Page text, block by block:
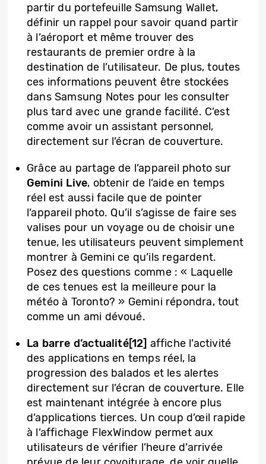
partir du portefeuille Samsung Wallet,
définir un rappel pour savoir quand partir
à l’aéroport et même trouver des
restaurants de premier ordre à la
destination de l’utilisateur. De plus, toutes
ces informations peuvent être stockées
dans Samsung Notes pour les consulter
plus tard avec une grande facilité. C’est
comme avoir un assistant personnel,
directement sur l’écran de couverture.
Grâce au partage de l’appareil photo sur
Gemini Live, obtenir de l’aide en temps
réel est aussi facile que de pointer
l’appareil photo. Qu’il s’agisse de faire ses
valises pour un voyage ou de choisir une
tenue, les utilisateurs peuvent simplement
montrer à Gemini ce qu’ils regardent.
Posez des questions comme : « Laquelle
de ces tenues est la meilleure pour la
météo à Toronto? » Gemini répondra, tout
comme un ami dévoué.
La barre d’actualité[12] affiche l’activité
des applications en temps réel, la
progression des balados et les alertes
directement sur l’écran de couverture. Elle
est maintenant intégrée à encore plus
d’applications tierces. Un coup d’œil rapide
à l’affichage FlexWindow permet aux
utilisateurs de vérifier l’heure d’arrivée